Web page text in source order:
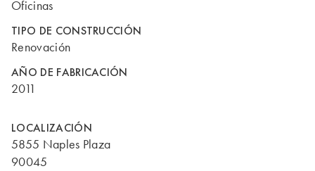
Oficinas
TIPO DE CONSTRUCCIÓN
Renovación
AÑO DE FABRICACIÓN
2011
LOCALIZACIÓN
5855 Naples Plaza
90045